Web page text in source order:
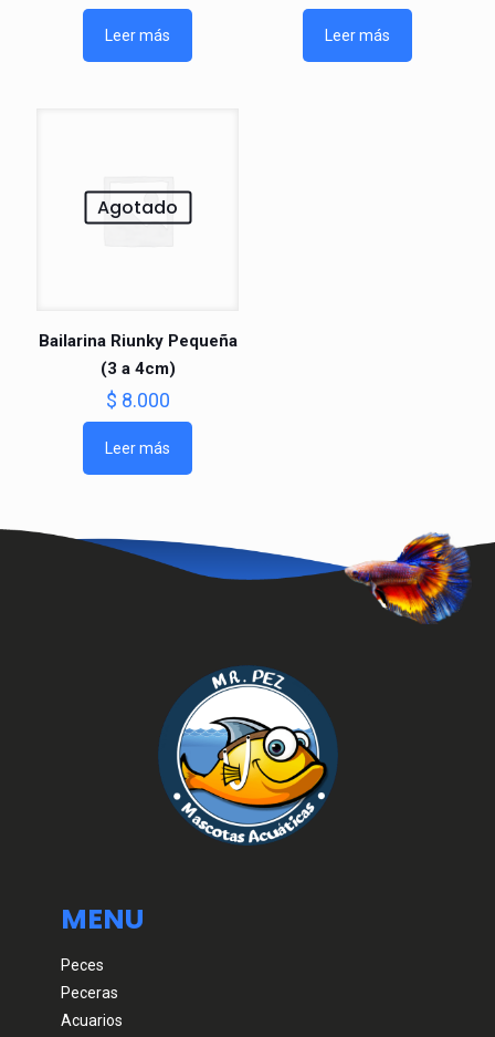
Leer más Leer más
Agotado
Bailarina Riunky Pequeña
(3 a 4cm)
$ 8.000
Leer más
MENU
Peces
Peceras
Acuarios